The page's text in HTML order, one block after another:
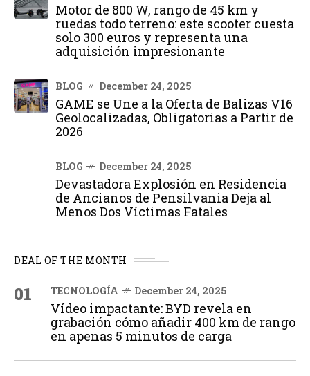
Motor de 800 W, rango de 45 km y
ruedas todo terreno: este scooter cuesta
solo 300 euros y representa una
adquisición impresionante
BLOG December 24, 2025
GAME se Une a la Oferta de Balizas V16
Geolocalizadas, Obligatorias a Partir de
2026
BLOG December 24, 2025
Devastadora Explosión en Residencia
de Ancianos de Pensilvania Deja al
Menos Dos Víctimas Fatales
DEAL OF THE MONTH
01 TECNOLOGÍA December 24, 2025
Vídeo impactante: BYD revela en
grabación cómo añadir 400 km de rango
en apenas 5 minutos de carga